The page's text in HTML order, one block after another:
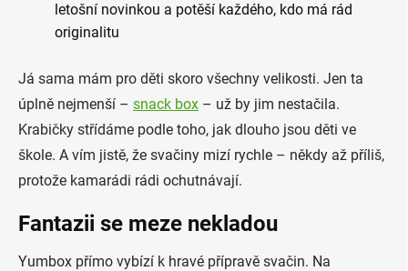
letošní novinkou a potěší každého, kdo má rád
originalitu
Já sama mám pro děti skoro všechny velikosti. Jen ta
úplně nejmenší – snack box – už by jim nestačila.
Krabičky střídáme podle toho, jak dlouho jsou děti ve
škole. A vím jistě, že svačiny mizí rychle – někdy až příliš,
protože kamarádi rádi ochutnávají.
Fantazii se meze nekladou
Yumbox přímo vybízí k hravé přípravě svačin. Na